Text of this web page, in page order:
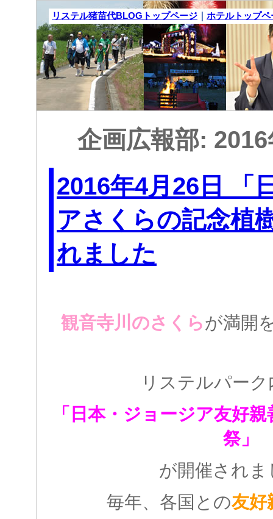
リステル猪苗代BLOGトップページ ｜ ホテルトップペ
企画広報部:
2016年4月26日 「
アさくらの記念植
れました
観音寺川のさくらが満開
リステルパー
「日本・ジョージア友好親
祭」
が開催されま
毎年、各国との友好